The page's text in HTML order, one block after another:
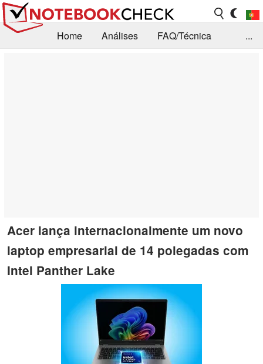
Home Análises
FAQ/Técnica
...
Acer lança internacionalmente um novo
laptop empresarial de 14 polegadas com
Intel Panther Lake